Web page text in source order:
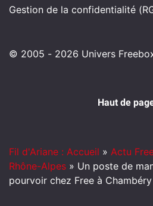
Gestion de la confidentialité
© 2005 - 2026 Univers
Haut de
Fil d'Ariane : Accueil » Actu
Rhône-Alpes » Un poste de
pourvoir chez Free à